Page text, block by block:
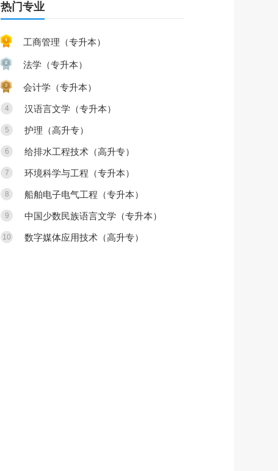
热门专业
工商管理（专升本）
法学（专升本）
会计学（专升本）
4 汉语言文学（专升本）
5 护理（高升专）
6 给排水工程技术（高升专）
7 环境科学与工程（专升本）
8 船舶电子电气工程（专升本）
9 中国少数民族语言文学（专升本）
10 数字媒体应用技术（高升专）